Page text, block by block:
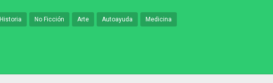
Historia No Ficción Arte Autoayuda Medicina